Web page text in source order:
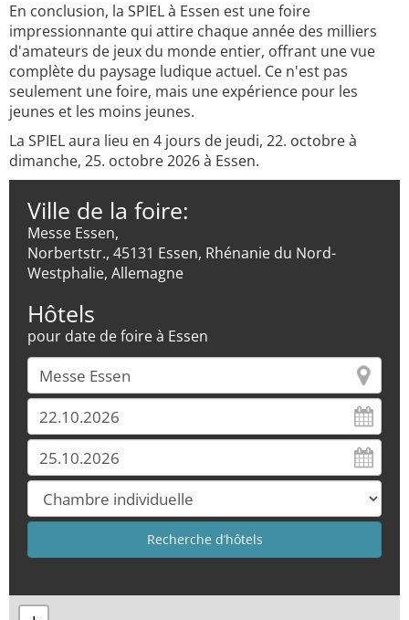
En conclusion, la SPIEL à Essen est une foire
impressionnante qui attire chaque année des milliers
d'amateurs de jeux du monde entier, offrant une vue
complète du paysage ludique actuel. Ce n'est pas
seulement une foire, mais une expérience pour les
jeunes et les moins jeunes.
La SPIEL aura lieu en 4 jours de jeudi, 22. octobre à
dimanche, 25. octobre 2026 à Essen.
Ville de la foire:
Messe Essen,
Norbertstr., 45131 Essen, Rhénanie du Nord-
Westphalie, Allemagne
Hôtels
pour date de foire à Essen